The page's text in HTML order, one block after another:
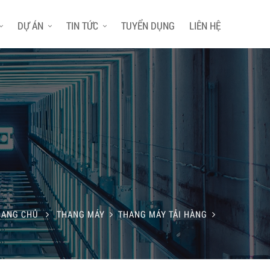
DỰ ÁN TIN TỨC TUYỂN DỤNG LIÊN HỆ
CHỦ THANG MÁY THANG MÁY TẢI HÀNG